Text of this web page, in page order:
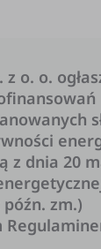
z o. o.
z dnia 20
późn. zm.)